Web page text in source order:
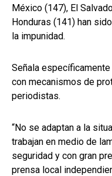
México (147), El
Honduras (141) han
la impunidad.
Señala
con mecanismos de
periodistas.
“No se adaptan a la
trabajan en medio de
seguridad y con gran
prensa local